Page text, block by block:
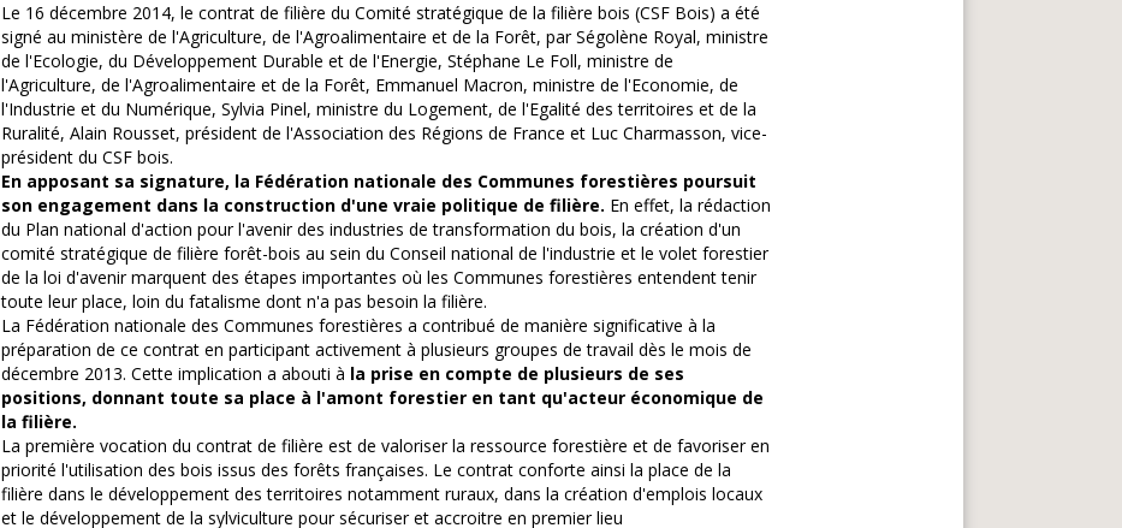
Le 16 décembre 2014, le contrat de filière du Comité stratégique de la filière bois (CSF Bois) a été
signé au ministère de l'Agriculture, de l'Agroalimentaire et de la Forêt, par Ségolène Royal, ministre
de l'Ecologie, du Développement Durable et de l'Energie, Stéphane Le Foll, ministre de
l'Agriculture, de l'Agroalimentaire et de la Forêt, Emmanuel Macron, ministre de l'Economie, de
l'Industrie et du Numérique, Sylvia Pinel, ministre du Logement, de l'Egalité des territoires et de la
Ruralité, Alain Rousset, président de l'Association des Régions de France et Luc Charmasson, vice-
président du CSF bois.
En apposant sa signature, la Fédération nationale des Communes forestières poursuit
son engagement dans la construction d'une vraie politique de filière. En effet, la rédaction
du Plan national d'action pour l'avenir des industries de transformation du bois, la création d'un
comité stratégique de filière forêt-bois au sein du Conseil national de l'industrie et le volet forestier
de la loi d'avenir marquent des étapes importantes où les Communes forestières entendent tenir
toute leur place, loin du fatalisme dont n'a pas besoin la filière.
La Fédération nationale des Communes forestières a contribué de manière significative à la
préparation de ce contrat en participant activement à plusieurs groupes de travail dès le mois de
décembre 2013. Cette implication a abouti à la prise en compte de plusieurs de ses
positions, donnant toute sa place à l'amont forestier en tant qu'acteur économique de
la filière.
La première vocation du contrat de filière est de valoriser la ressource forestière et de favoriser en
priorité l'utilisation des bois issus des forêts françaises. Le contrat conforte ainsi la place de la
filière dans le développement des territoires notamment ruraux, dans la création d'emplois locaux
et le développement de la sylviculture pour sécuriser et accroitre en premier lieu